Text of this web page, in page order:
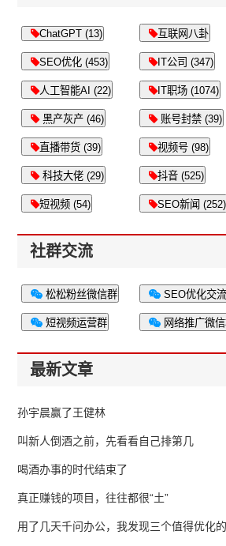
ChatGPT (13) 互联网八卦
SEO优化 (453) IT公司 (347)
人工智能AI (22) IT职场 (1074)
黑产灰产 (46) 账号封禁 (39)
直播带货 (39) 视频号 (98)
科技大佬 (29) 抖音 (525)
短视频 (54) SEO新闻 (252)
社群交流
松松粉丝微信群 SEO优化交
短视频运营群 网络推广微
最新文章
孙宇晨赢了王健林
叫新人倒酒之前，先看看自己排第几
喝酒办事的时代结束了
真正赚钱的项目，往往都很“土”
用了几天千问办公，我发现三个值得优化